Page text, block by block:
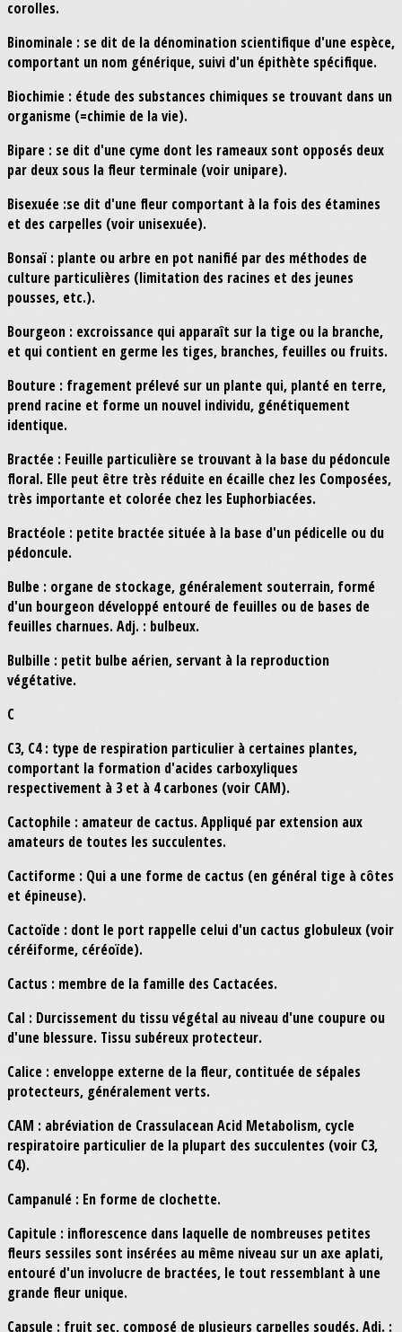
corolles.
Binominale : se dit de la dénomination scientifique d'une espèce,
comportant un nom générique, suivi d'un épithète spécifique.
Biochimie : étude des substances chimiques se trouvant dans un
organisme (=chimie de la vie).
Bipare : se dit d'une cyme dont les rameaux sont opposés deux
par deux sous la fleur terminale (voir unipare).
Bisexuée :se dit d'une fleur comportant à la fois des étamines
et des carpelles (voir unisexuée).
Bonsaï : plante ou arbre en pot nanifié par des méthodes de
culture particulières (limitation des racines et des jeunes
pousses, etc.).
Bourgeon : excroissance qui apparaît sur la tige ou la branche,
et qui contient en germe les tiges, branches, feuilles ou fruits.
Bouture : fragement prélevé sur un plante qui, planté en terre,
prend racine et forme un nouvel individu, génétiquement
identique.
Bractée : Feuille particulière se trouvant à la base du pédoncule
floral. Elle peut être très réduite en écaille chez les Composées,
très importante et colorée chez les Euphorbiacées.
Bractéole : petite bractée située à la base d'un pédicelle ou du
pédoncule.
Bulbe : organe de stockage, généralement souterrain, formé
d'un bourgeon développé entouré de feuilles ou de bases de
feuilles charnues. Adj. : bulbeux.
Bulbille : petit bulbe aérien, servant à la reproduction
végétative.
C
C3, C4 : type de respiration particulier à certaines plantes,
comportant la formation d'acides carboxyliques
respectivement à 3 et à 4 carbones (voir CAM).
Cactophile : amateur de cactus. Appliqué par extension aux
amateurs de toutes les succulentes.
Cactiforme : Qui a une forme de cactus (en général tige à côtes
et épineuse).
Cactoïde : dont le port rappelle celui d'un cactus globuleux (voir
céréiforme, céréoïde).
Cactus : membre de la famille des Cactacées.
Cal : Durcissement du tissu végétal au niveau d'une coupure ou
d'une blessure. Tissu subéreux protecteur.
Calice : enveloppe externe de la fleur, contituée de sépales
protecteurs, généralement verts.
CAM : abréviation de Crassulacean Acid Metabolism, cycle
respiratoire particulier de la plupart des succulentes (voir C3,
C4).
Campanulé : En forme de clochette.
Capitule : inflorescence dans laquelle de nombreuses petites
fleurs sessiles sont insérées au même niveau sur un axe aplati,
entouré d'un involucre de bractées, le tout ressemblant à une
grande fleur unique.
Capsule : fruit sec, composé de plusieurs carpelles soudés. Adj. :